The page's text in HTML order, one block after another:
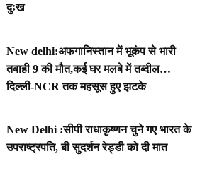
दुःख
New delhi:अफगानिस्तान में भूकंप से भारी
तबाही 9 की मौत,कई घर मलबे में तब्दील…
दिल्ली-NCR तक महसूस हुए झटके
New Delhi :सीपी राधाकृष्णन चुने गए भारत के
उपराष्ट्रपति, बी सुदर्शन रेड्डी को दी मात